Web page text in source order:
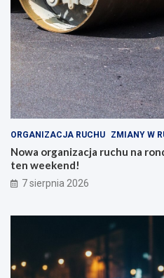
ORGANIZACJA RUCHU ZMIANY W
Nowa organizacja ruchu na
ten weekend!
7 sierpnia 2026